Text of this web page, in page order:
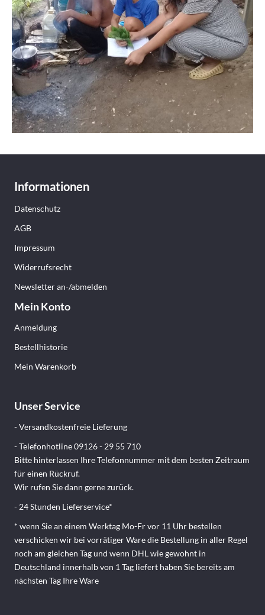
Informationen
Datenschutz
AGB
Impressum
Widerrufsrecht
Newsletter an-/abmelden
Mein Konto
Anmeldung
Bestellhistorie
Mein Warenkorb
Unser Service
- Versandkostenfreie Lieferung
- Telefonhotline 09126 - 29 55 710
Bitte hinterlassen Ihre Telefonnummer mit dem besten Zeitraum
für einen Rückruf.
Wir rufen Sie dann gerne zurück.
- 24 Stunden Lieferservice*
* wenn Sie an einem Werktag Mo-Fr vor 11 Uhr bestellen
verschicken wir bei vorrätiger Ware die Bestellung in aller Regel
noch am gleichen Tag und wenn DHL wie gewohnt in
Deutschland innerhalb von 1 Tag liefert haben Sie bereits am
nächsten Tag Ihre Ware